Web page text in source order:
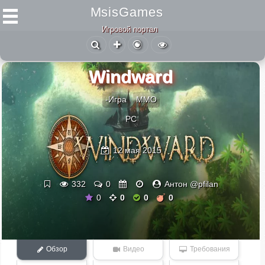
MsisGames
Игровой портал
Windward
-Игра ММО
PC
12 мая 2015
332 0
Антон @pfilan
0
0 0 0
Обзор Видео Требования